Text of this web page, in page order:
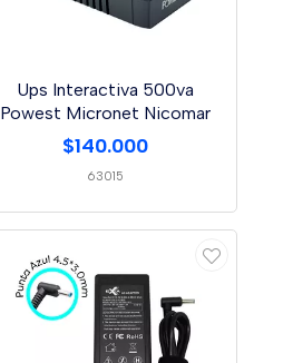
Ups Interactiva 500va
Powest Micronet Nicomar
$140.000
63015